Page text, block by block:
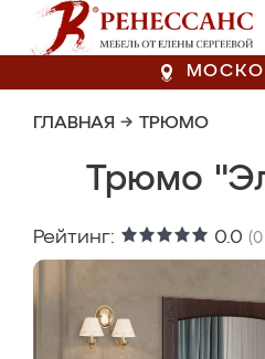
ГЛАВНАЯ → ТРЮМО
Трюмо
Рейтинг: 0.0 (0